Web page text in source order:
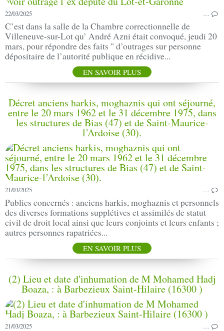
22/03/2025 …
C’est dans la salle de la Chambre correctionnelle de
Villeneuve-sur-Lot qu’ André Azni était convoqué, jeudi 20
mars, pour répondre des faits " d’outrages sur personne
dépositaire de l’autorité publique en récidive...
EN SAVOIR PLUS
Décret anciens harkis, moghaznis qui ont séjourné,
entre le 20 mars 1962 et le 31 décembre 1975, dans
les structures de Bias (47) et de Saint-Maurice-
l’Ardoise (30).
21/03/2025 …
Publics concernés : anciens harkis, moghaznis et personnels
des diverses formations supplétives et assimilés de statut
civil de droit local ainsi que leurs conjoints et leurs enfants ;
autres personnes rapatriées...
EN SAVOIR PLUS
(2) Lieu et date d'inhu­ma­tion de M Mohamed Hadj
Boaza, : à Barbezieux Saint-Hilaire (16300 )
21/03/2025 …